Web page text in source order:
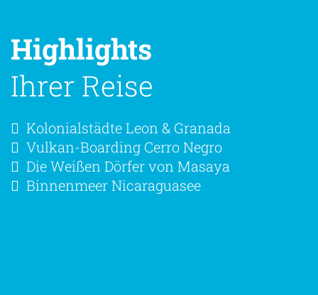
Highlights
Ihrer Reise
Kolonialstädte Leon & Granada
Vulkan-Boarding Cerro Negro
Die Weißen Dörfer von Masaya
Binnenmeer Nicaraguasee